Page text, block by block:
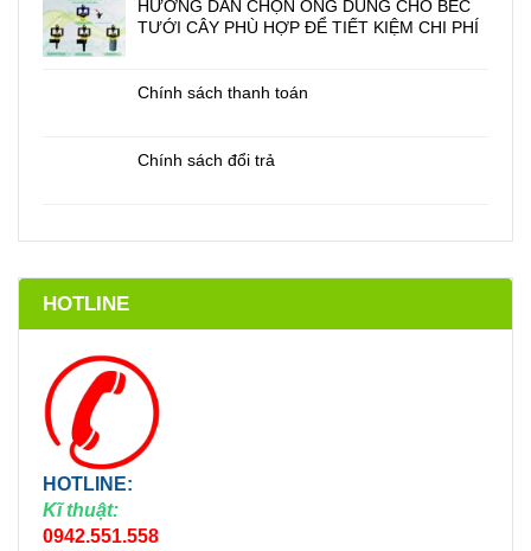
HƯỚNG DẪN CHỌN ỐNG DÙNG CHO BÉC
TƯỚI CÂY PHÙ HỢP ĐỂ TIẾT KIỆM CHI PHÍ
Chính sách thanh toán
Chính sách đổi trả
HOTLINE
HOTLINE:
Kĩ thuật:
0942.551.558